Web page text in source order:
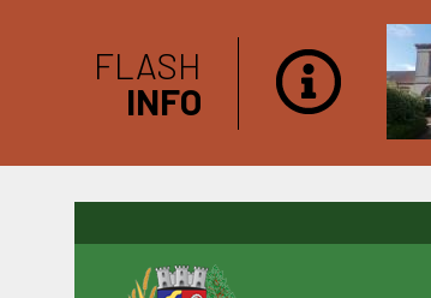
FLASH
INFO